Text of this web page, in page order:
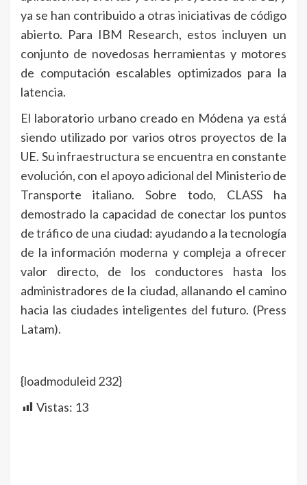
ya se han contribuido a otras iniciativas de código
abierto. Para IBM Research, estos incluyen un
conjunto de novedosas herramientas y motores
de computación escalables optimizados para la
latencia.
El laboratorio urbano creado en Módena ya está
siendo utilizado por varios otros proyectos de la
UE. Su infraestructura se encuentra en constante
evolución, con el apoyo adicional del Ministerio de
Transporte italiano. Sobre todo, CLASS ha
demostrado la capacidad de conectar los puntos
de tráfico de una ciudad: ayudando a la tecnología
de la información moderna y compleja a ofrecer
valor directo, de los conductores hasta los
administradores de la ciudad, allanando el camino
hacia las ciudades inteligentes del futuro. (Press
Latam).
{loadmoduleid 232}
Vistas: 13